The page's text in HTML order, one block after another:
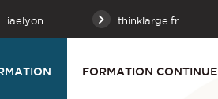
iaelyon thinklarge.fr
FORMATION CONTINUE